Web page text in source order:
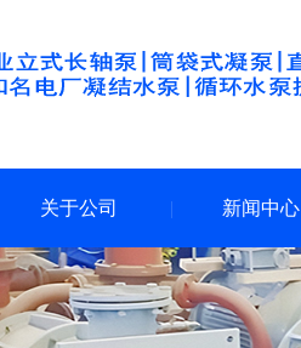
关于公司 新闻中心